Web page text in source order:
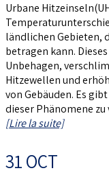
Urbane
ländlichen Gebieten,
betragen kann.
Unbehagen,
Hitzewellen und
von Gebäuden. Es
dieser Phänomene
[Lire la suite]
31 OCT